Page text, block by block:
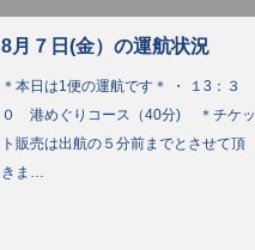
8月７日(金）の運航状況
＊本日は1便の運航です＊ ・ １3：３
０ 港めぐりコース（40分) ＊チケッ
ト販売は出航の５分前までとさせて頂
きま…